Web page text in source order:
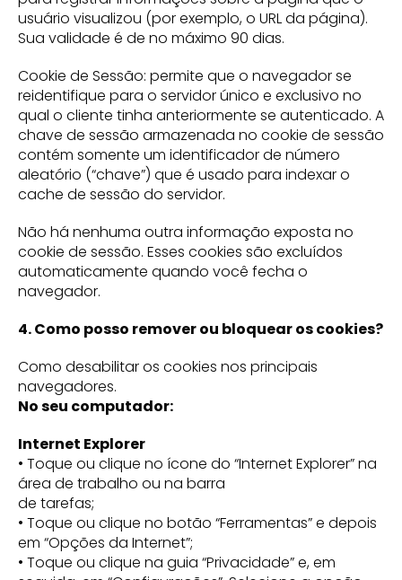
usuário visualizou (por exemplo, o URL da página).
Sua validade é de no máximo 90 dias.
Cookie de Sessão: permite que o navegador se
reidentifique para o servidor único e exclusivo no
qual o cliente tinha anteriormente se autenticado. A
chave de sessão armazenada no cookie de sessão
contém somente um identificador de número
aleatório (“chave”) que é usado para indexar o
cache de sessão do servidor.
Não há nenhuma outra informação exposta no
cookie de sessão. Esses cookies são excluídos
automaticamente quando você fecha o
navegador.
4. Como posso remover ou bloquear os cookies?
Como desabilitar os cookies nos principais
navegadores.
No seu computador:
Internet Explorer
• Toque ou clique no ícone do “Internet Explorer” na
área de trabalho ou na barra
de tarefas;
• Toque ou clique no botão “Ferramentas” e depois
em “Opções da Internet”;
• Toque ou clique na guia “Privacidade” e, em